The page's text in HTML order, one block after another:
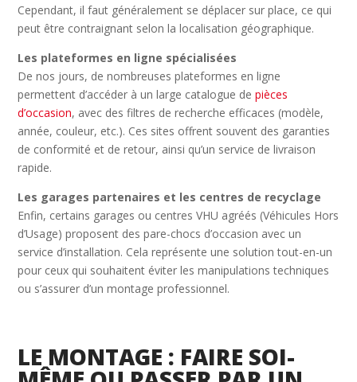
Cependant, il faut généralement se déplacer sur place, ce qui
peut être contraignant selon la localisation géographique.
Les plateformes en ligne spécialisées
De nos jours, de nombreuses plateformes en ligne
permettent d’accéder à un large catalogue depièces
d’occasion, avec des filtres de recherche efficaces (modèle,
année, couleur, etc.). Ces sites offrent souvent des garanties
de conformité et de retour, ainsi qu’un service de livraison
rapide.
Les garages partenaires et les centres de recyclage
Enfin, certains garages ou centres VHU agréés (Véhicules Hors
d’Usage) proposent des pare-chocs d’occasion avec un
service d’installation. Cela représente une solution tout-en-un
pour ceux qui souhaitent éviter les manipulations techniques
ou s’assurer d’un montage professionnel.
LE MONTAGE : FAIRE SOI-